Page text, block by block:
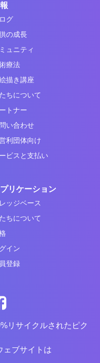
グ
の成長
ュニティ
療法
描き講座
ちについて
トナー
い合わせ
利団体向け
ビスと支払い
リケーション
ッジベース
ちについて
イン
登録
リサイクルされたピク
ェブサイトは